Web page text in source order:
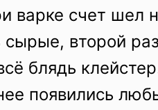
варке счет шел
второй
блядь
появились